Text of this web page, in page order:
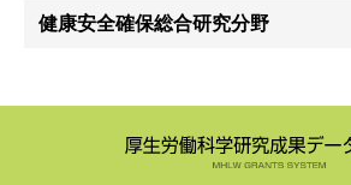
健康安全確保総合研究分野